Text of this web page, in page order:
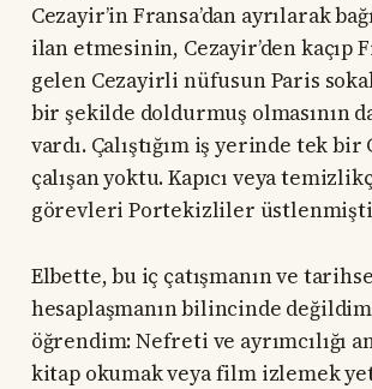
Cezayir’in Fransa’dan ayrılarak
ilan etmesinin, Cezayir’den kaçıp
gelen Cezayirli nüfusun Paris
bir şekilde doldurmuş olmasının
vardı. Çalıştığım iş yerinde tek
çalışan yoktu. Kapıcı veya
görevleri Portekizliler
Elbette, bu iç çatışmanın ve
hesaplaşmanın bilincinde
öğrendim: Nefreti ve ayrımcılığı
kitap okumak veya film izlemek